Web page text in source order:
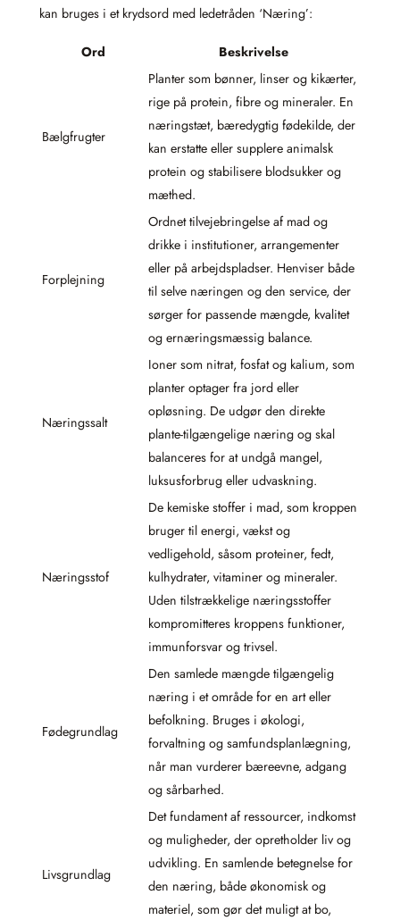
kan bruges i et krydsord med ledetråden ‘Næring’:
Ord Beskrivelse
Bælgfrugter
Planter som bønner, linser og kikærter,
rige på protein, fibre og mineraler. En
næringstæt, bæredygtig fødekilde, der
kan erstatte eller supplere animalsk
protein og stabilisere blodsukker og
mæthed.
Forplejning
Ordnet tilvejebringelse af mad og
drikke i institutioner, arrangementer
eller på arbejdspladser. Henviser både
til selve næringen og den service, der
sørger for passende mængde, kvalitet
og ernæringsmæssig balance.
Næringssalt
Ioner som nitrat, fosfat og kalium, som
planter optager fra jord eller
opløsning. De udgør den direkte
plante-tilgængelige næring og skal
balanceres for at undgå mangel,
luksusforbrug eller udvaskning.
Næringsstof
De kemiske stoffer i mad, som kroppen
bruger til energi, vækst og
vedligehold, såsom proteiner, fedt,
kulhydrater, vitaminer og mineraler.
Uden tilstrækkelige næringsstoffer
kompromitteres kroppens funktioner,
immunforsvar og trivsel.
Fødegrundlag
Den samlede mængde tilgængelig
næring i et område for en art eller
befolkning. Bruges i økologi,
forvaltning og samfundsplanlægning,
når man vurderer bæreevne, adgang
og sårbarhed.
Livsgrundlag
Det fundament af ressourcer, indkomst
og muligheder, der opretholder liv og
udvikling. En samlende betegnelse for
den næring, både økonomisk og
materiel, som gør det muligt at bo,